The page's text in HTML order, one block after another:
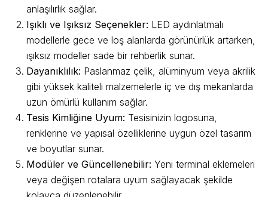
anlaşılırlık sağlar.
Işıklı ve Işıksız Seçenekler: LED aydınlatmalı
modellerle gece ve loş alanlarda görünürlük artarken,
ışıksız modeller sade bir rehberlik sunar.
Dayanıklılık: Paslanmaz çelik, alüminyum veya akrilik
gibi yüksek kaliteli malzemelerle iç ve dış mekanlarda
uzun ömürlü kullanım sağlar.
Tesis Kimliğine Uyum: Tesisinizin logosuna,
renklerine ve yapısal özelliklerine uygun özel tasarım
ve boyutlar sunar.
Modüler ve Güncellenebilir: Yeni terminal eklemeleri
veya değişen rotalara uyum sağlayacak şekilde